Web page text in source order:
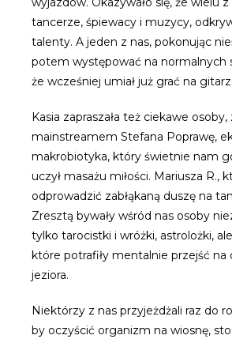
tancerze, śpiewacy i muzycy,
talenty. A jeden z nas, pokonując
potem występować na normalnych
że wcześniej umiał już grać na
Kasia zapraszała też ciekawe
mainstreamem Stefana Poprawę,
makrobiotyka, który świetnie nam
uczył masażu miłości. Mariusza R.,
odprowadzić zabłąkaną duszę na
Zresztą bywały wśród nas osoby
tylko tarocistki i wróżki, astrolożki,
które potrafiły mentalnie przejść na
jeziora.
Niektórzy z nas przyjeżdżali raz do
by oczyścić organizm na wiosnę,